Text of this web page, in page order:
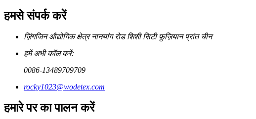
हमसे संपर्क करें
ज़िंगजिन औद्योगिक क्षेत्र नानयांग रोड शिशी सिटी फ़ुज़ियान प्रांत चीन
हमें अभी कॉल करें:
0086-13489709709
rocky1023@wodetex.com
हमारे पर का पालन करें